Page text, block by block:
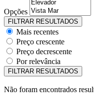
Opções
Mais recentes
Preço crescente
Preço decrescente
Por relevância
Não foram encontrados